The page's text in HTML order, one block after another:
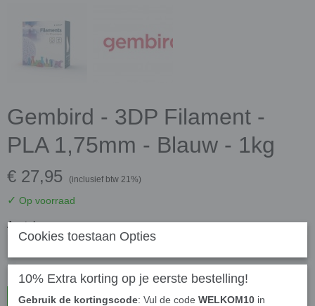
Gembird - 3DP Filament -
PLA 1,75mm - Blauw - 1kg
€ 27,95 (inclusief btw 21%)
✓ Op voorraad
Aantal
In winkelwagen
Cookies toestaan Opties
10% Extra korting op je eerste bestelling!
Gebruik de kortingscode: Vul de code WELKOM10 in